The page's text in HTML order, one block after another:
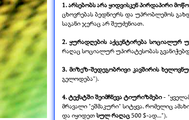
1. არსებობს არა ყიდვისკენ პირდაპირი
ცხოვრებას ბედნიერს და უპრობლემოს
საგანი ჯერაც არ შეუძენიათ.
2. ყურადღების აქცენტირება სოციალურ
რაღაც სოციალურუპირატესობას
3. მიზეზ-შედეგობრივი კავშირის
გელოდება").
4. ტექსტში შეიმჩნევა ტიურიზმები-
მრავალი "ეშმაკური" სიტყვა, რომელიც
და იყიდეთსულ რაღაც500 $-ად...").